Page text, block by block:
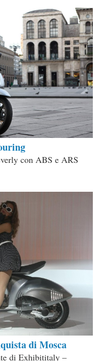
con ABS e ARS
di Mosca
di Exhibititaly –